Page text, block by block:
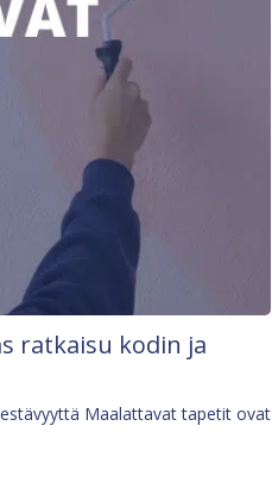
ratkaisu kodin ja
Maalattavat tapetit ovat